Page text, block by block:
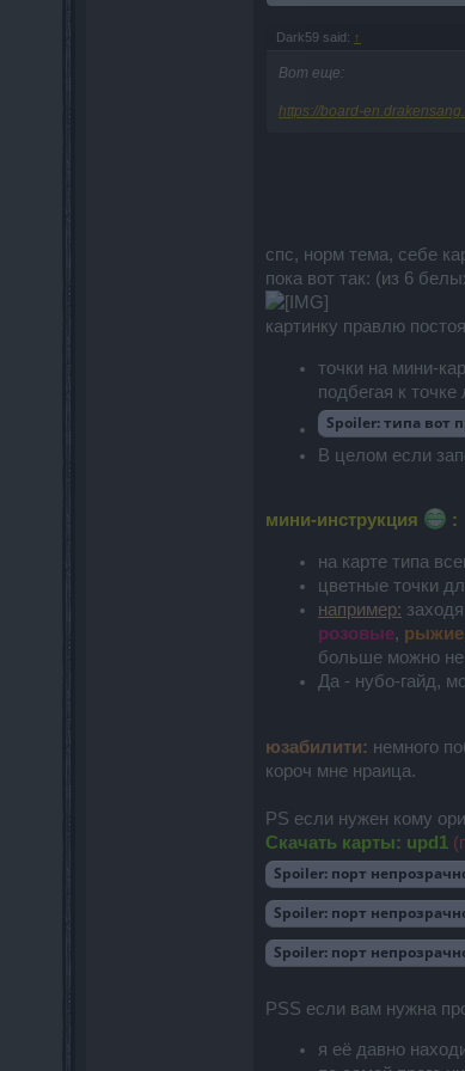
Dark59 said: ↑
Вот еще:
https://board-
спс, норм тема, себе
пока вот так: (из 6
картинку правлю
точки на мини-
подбегая к
Spoiler:типа вот
В целом если
мини-инструкция :
на карте типа
цветные точки
например:
розовые, рыжие
больше можно не
Да - нубо-гайд,
юзабилити: немного
короч мне нраица.
PS если нужен кому
Скачать карты: upd1 (
Spoiler: порт
Spoiler: порт
Spoiler: порт
PSS если вам нужна
я её давно